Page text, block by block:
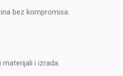
bez kompromisa.
i izrada.